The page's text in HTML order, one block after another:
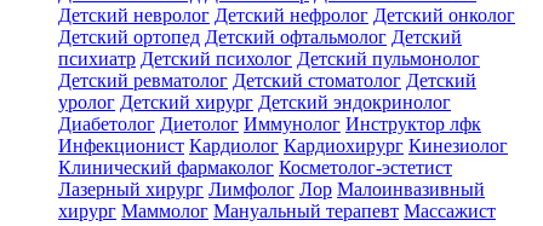
Детский невролог Детский нефролог Детский онколог
Детский ортопед Детский офтальмолог Детский
психиатр Детский психолог Детский пульмонолог
Детский ревматолог Детский стоматолог Детский
уролог Детский хирург Детский эндокринолог
Диабетолог Диетолог Иммунолог Инструктор лфк
Инфекционист Кардиолог Кардиохирург Кинезиолог
Клинический фармаколог Косметолог-эстетист
Лазерный хирург Лимфолог Лор Малоинвазивный
хирург Маммолог Мануальный терапевт Массажист